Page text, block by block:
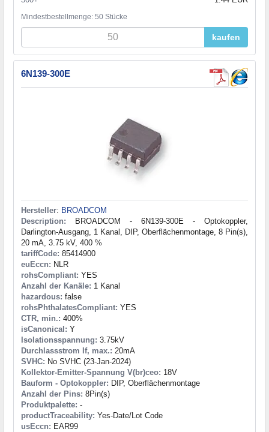
Mindestbestellmenge: 50 Stücke
kaufen
6N139-300E
Hersteller: BROADCOM
Description: BROADCOM - 6N139-300E - Optokoppler,
Darlington-Ausgang, 1 Kanal, DIP, Oberflächenmontage, 8 Pin(s),
20 mA, 3.75 kV, 400 %
tariffCode: 85414900
euEccn: NLR
rohsCompliant: YES
Anzahl der Kanäle: 1 Kanal
hazardous: false
rohsPhthalatesCompliant: YES
CTR, min.: 400%
isCanonical: Y
Isolationsspannung: 3.75kV
Durchlassstrom If, max.: 20mA
SVHC: No SVHC (23-Jan-2024)
Kollektor-Emitter-Spannung V(br)ceo: 18V
Bauform - Optokoppler: DIP, Oberflächenmontage
Anzahl der Pins: 8Pin(s)
Produktpalette: -
productTraceability: Yes-Date/Lot Code
usEccn: EAR99